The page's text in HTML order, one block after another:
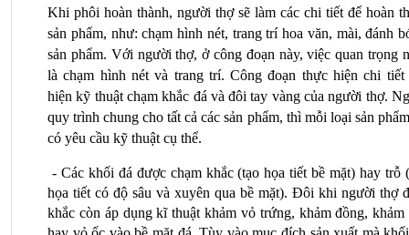
Khi phôi hoàn thành, người thợ sẽ làm các chi tiết để hoàn
sản phẩm, như: chạm hình nét, trang trí hoa văn, mài, đánh
sản phẩm. Với người thợ, ở công đoạn này, việc quan trọng
là chạm hình nét và trang trí. Công đoạn thực hiện chi tiết
hiện kỹ thuật chạm khắc đá và đôi tay vàng của người thợ.
quy trình chung cho tất cả các sản phẩm, thì mỗi loại sản
có yêu cầu kỹ thuật cụ thể.
- Các khối đá được chạm khắc (tạo họa tiết bề mặt) hay trỗ
họa tiết có độ sâu và xuyên qua bề mặt). Đôi khi người thợ
khắc còn áp dụng kĩ thuật khảm vỏ trứng, khảm đồng, khảm